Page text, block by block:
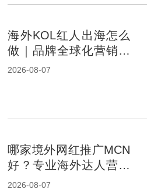
海外KOL红人出海怎么
做｜品牌全球化营销的
新增长路径
2026-08-07
哪家境外网红推广MCN
好？专业海外达人营销
机构盘点
2026-08-07